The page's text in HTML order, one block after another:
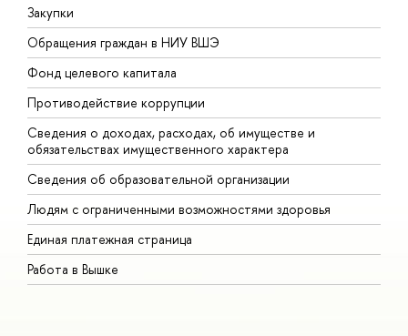
Закупки
Обращения граждан в НИУ ВШЭ
Фонд целевого капитала
Противодействие коррупции
Сведения о доходах, расходах, об имуществе и
обязательствах имущественного характера
Сведения об образовательной организации
Людям с ограниченными возможностями здоровья
Единая платежная страница
Работа в Вышке